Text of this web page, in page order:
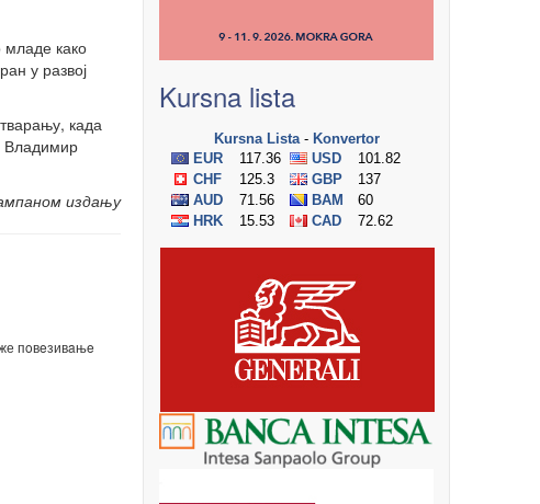
младе како
у развој
када
Владимир
издању
пoвeзивaњe
Kursna lista